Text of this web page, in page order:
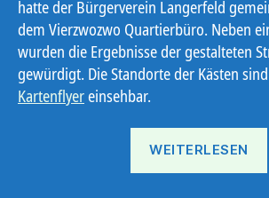
hatte der Bürgerverein Langerfeld
dem Vierzwozwo Quartierbüro. Neben
wurden die Ergebnisse der gestalteten
gewürdigt. Die Standorte der Kästen
Kartenflyereinsehbar.
WEITERLESEN